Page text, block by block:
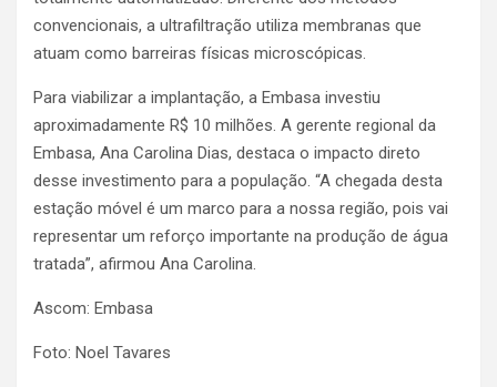
convencionais, a ultrafiltração utiliza membranas que
atuam como barreiras físicas microscópicas.
Para viabilizar a implantação, a Embasa investiu
aproximadamente R$ 10 milhões. A gerente regional da
Embasa, Ana Carolina Dias, destaca o impacto direto
desse investimento para a população. “A chegada desta
estação móvel é um marco para a nossa região, pois vai
representar um reforço importante na produção de água
tratada”, afirmou Ana Carolina.
Ascom: Embasa
Foto: Noel Tavares